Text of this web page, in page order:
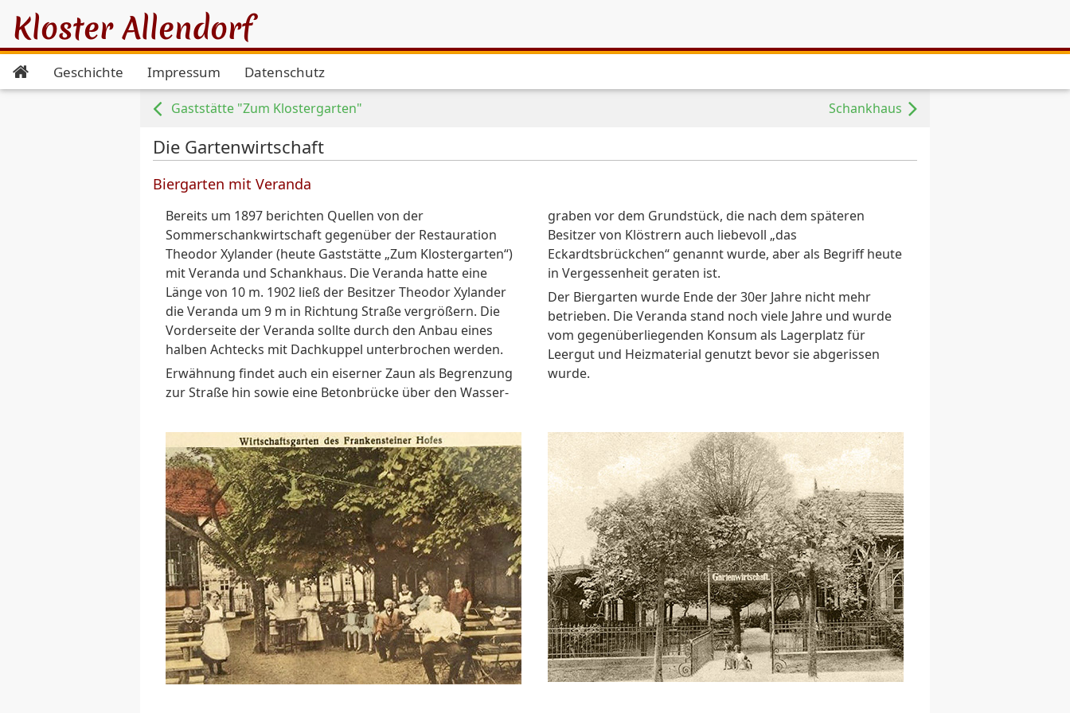
Kloster Allendorf
Geschichte Impressum Datenschutz
Gaststätte "Zum Klostergarten" Schankhaus
Die Gartenwirtschaft
Biergarten mit Veranda
Bereits um 1897 berichten Quellen von der
Sommerschankwirtschaft gegenüber der Restauration
Theodor Xylander (heute Gaststätte „Zum Klostergarten“)
mit Veranda und Schankhaus. Die Veranda hatte eine
Länge von 10 m. 1902 ließ der Besitzer Theodor Xylander
die Veranda um 9 m in Richtung Straße vergrößern. Die
Vorderseite der Veranda sollte durch den Anbau eines
halben Achtecks mit Dachkuppel unterbrochen werden.
Erwähnung findet auch ein eiserner Zaun als Begrenzung
zur Straße hin sowie eine Betonbrücke über den Wasser-
graben vor dem Grundstück, die nach dem späteren
Besitzer von Klöstrern auch liebevoll „das
Eckardtsbrückchen“ genannt wurde, aber als Begriff heute
in Vergessenheit geraten ist.
Der Biergarten wurde Ende der 30er Jahre nicht mehr
betrieben. Die Veranda stand noch viele Jahre und wurde
vom gegenüberliegenden Konsum als Lagerplatz für
Leergut und Heizmaterial genutzt bevor sie abgerissen
wurde.